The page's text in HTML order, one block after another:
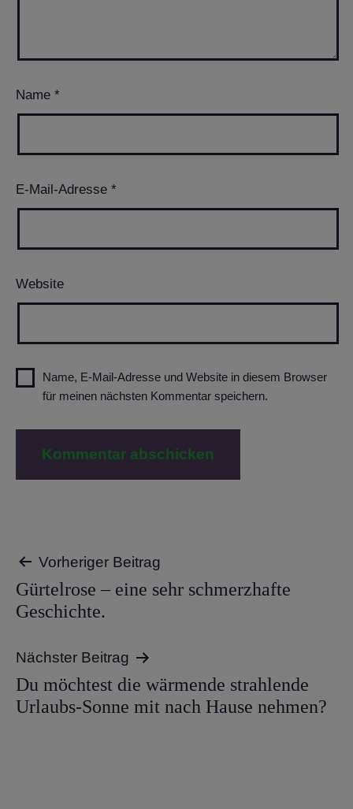
Name *
E-Mail-Adresse *
Website
Name, E-Mail-Adresse und Website in diesem Browser
für meinen nächsten Kommentar speichern.
Beitragsnavigation
Vorheriger Beitrag
Gürtelrose – eine sehr schmerzhafte
Geschichte.
Nächster Beitrag
Du möchtest die wärmende strahlende
Urlaubs-Sonne mit nach Hause nehmen?